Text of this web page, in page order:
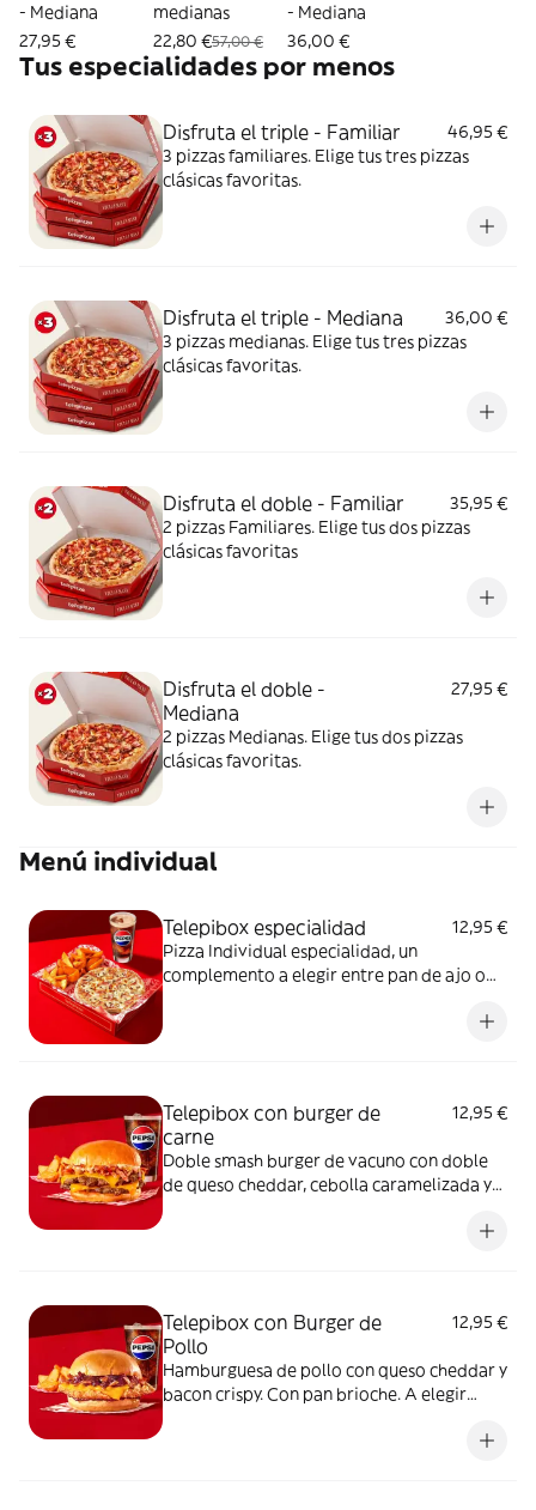
- Mediana
27,95 €
medianas
22,80 €57,00 €
- Mediana
36,00 €
Tus especialidades por menos
Disfruta el triple - Familiar
46,95 €
3 pizzas familiares. Elige tus tres pizzas
clásicas favoritas.
Disfruta el triple - Mediana
36,00 €
3 pizzas medianas. Elige tus tres pizzas
clásicas favoritas.
Disfruta el doble - Familiar
35,95 €
2 pizzas Familiares. Elige tus dos pizzas
clásicas favoritas
Disfruta el doble -
Mediana
27,95 €
2 pizzas Medianas. Elige tus dos pizzas
clásicas favoritas.
Menú individual
Telepibox especialidad
12,95 €
Pizza Individual especialidad, un
complemento a elegir entre pan de ajo o
Telepibox con burger de
carne
12,95 €
Doble smash burger de vacuno con doble
de queso cheddar, cebolla caramelizada y
Telepibox con Burger de
Pollo
12,95 €
Hamburguesa de pollo con queso cheddar y
bacon crispy. Con pan brioche. A elegir
Acompañada de una ración de patatas gajo